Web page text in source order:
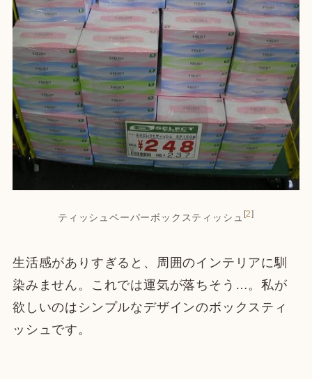
ティッシュペーパーボックスティッシュ [2]
生活感がありすぎると、周囲のインテリアに馴
染みません。これでは運気が落ちそう…。私が
欲しいのはシンプルなデザインのボックスティ
ッシュです。